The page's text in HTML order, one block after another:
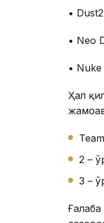
•
• Neo
•
Ҳал
2 –
3 –